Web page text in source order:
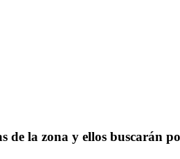
de la zona y ellos buscarán